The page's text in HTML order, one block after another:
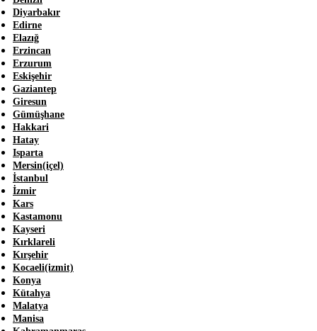
Diyarbakır
Edirne
Elazığ
Erzincan
Erzurum
Eskişehir
Gaziantep
Giresun
Gümüşhane
Hakkari
Hatay
Isparta
Mersin(içel)
İstanbul
İzmir
Kars
Kastamonu
Kayseri
Kırklareli
Kırşehir
Kocaeli(izmit)
Konya
Kütahya
Malatya
Manisa